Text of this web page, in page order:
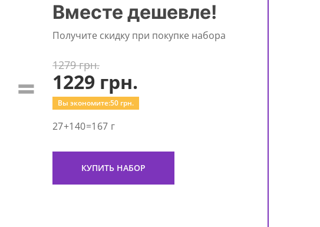
=
Вместе дешевле!
Получите скидку при покупке набора
1279 грн.
1229 грн.
Вы экономите:50 грн.
27+140=167 г
КУПИТЬ НАБОР